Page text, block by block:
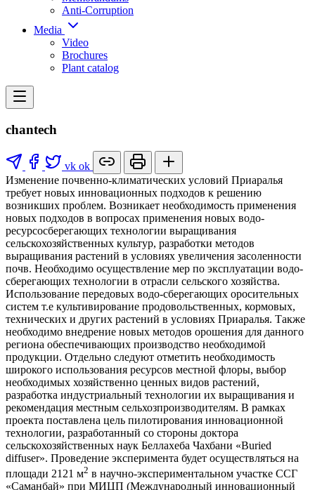
Anti-Corruption
Media
Video
Brochures
Plant catalog
chantech
vk ok
Изменение почвенно-климатических условий Приаралья
требует новых инновационных подходов к решению
возникших проблем. Возникает необходимость применения
новых подходов в вопросах применения новых водо-
ресурсосберегающих технологии выращивания
сельскохозяйственных культур, разработки методов
выращивания растений в условиях увеличения засоленности
почв. Необходимо осуществление мер по эксплуатации водо-
сберегающих технологии в отрасли сельского хозяйства.
Использование передовых водо-сберегающих оросительных
систем т.е культивирование продовольственных, кормовых,
технических и других растений в условиях Приаралья. Также
необходимо внедрение новых методов орошения для данного
региона обеспечивающих производство необходимой
продукции. Отдельно следуют отметить необходимость
широкого использования ресурсов местной флоры, выбор
необходимых хозяйственно ценных видов растений,
разработка индустриальный технологии их выращивания и
рекомендация местным сельхозпроизводителям. В рамках
проекта поставлена цель пилотирования инновационной
технологии, разработанный со стороны доктора
сельскохозяйственных наук Беллахеба Чахбани «Buried
diffuser». Проведение эксперимента будет осуществляться на
площади 2121 м2 в научно-экспериментальном участке ССГ
«Саманбай» при МИЦП (Международный инновационный